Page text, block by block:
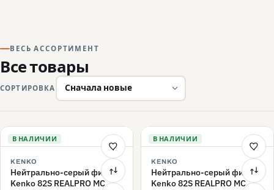
ВЕСЬ АССОРТИМЕНТ
Все товары
СОРТИРОВКА
В НАЛИЧИИ
KENKO
Нейтрально-серый фильтр
Kenko 82S REALPRO MC
В НАЛИЧИИ
KENKO
Нейтрально-серый фильтр
Kenko 82S REALPRO MC